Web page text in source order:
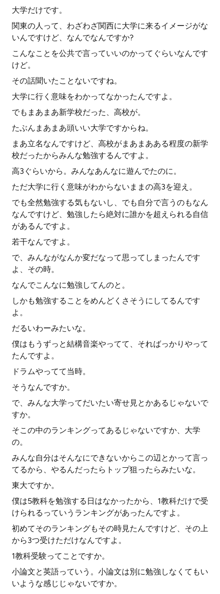
大学だけです。
関東の人って、わざわざ関西に大学に来るイメージがな
いんですけど、なんでなんですか?
こんなことを公共で言っていいのかってぐらいなんです
けど。
その話聞いたことないですね。
大学に行く意味をわかってなかったんですよ。
でもまあまあ新学校だった、高校が。
たぶんまあまあ頭いい大学ですからね。
まあ立名なんですけど、高校がまあまあある程度の新学
校だったからみんな勉強するんですよ。
高3ぐらいから。みんなあんなに遊んでたのに。
ただ大学に行く意味がわからないままの高3を迎え。
でも全然勉強する気もないし、でも自分で言うのもなん
なんですけど、勉強したら絶対に誰かを超えられる自信
があるんですよ。
若干なんですよ。
で、みんながなんか変だなって思ってしまったんです
よ、その時。
なんでこんなに勉強してんのと。
しかも勉強することをめんどくさそうにしてるんです
よ。
だるいわーみたいな。
僕はもうずっと結構音楽やってて、そればっかりやって
たんですよ。
ドラムやってて当時。
そうなんですか。
で、みんな大学ってだいたい寄せ見とかあるじゃないで
すか。
そこの中のランキングってあるじゃないですか、大学
の。
みんな自分はそんなにできないからこの辺とかって言っ
てるから、やるんだったらトップ狙ったらみたいな。
東大ですか。
僕は5教科を勉強する日はなかったから、1教科だけで受
けられるっていうランキングがあったんですよ。
初めてそのランキングもその時見たんですけど、その上
から3つ受けただけなんですよ。
1教科受験ってことですか。
小論文と英語っていう。小論文は別に勉強しなくてもい
いような感じじゃないですか。